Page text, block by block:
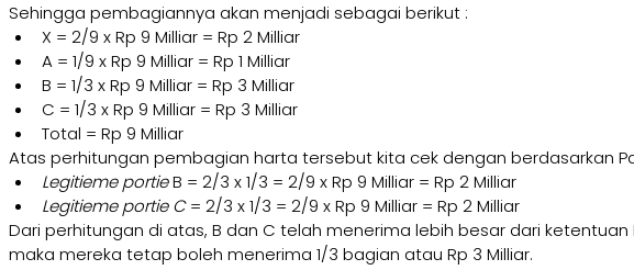
Sehingga pembagiannya akan menjadi sebagai berikut :
X = 2/9 x Rp 9 Milliar = Rp 2 Milliar
A = 1/9 x Rp 9 Milliar = Rp 1 Milliar
B = 1/3 x Rp 9 Milliar = Rp 3 Milliar
C = 1/3 x Rp 9 Milliar = Rp 3 Milliar
Total = Rp 9 Milliar
Atas perhitungan pembagian harta tersebut kita cek dengan berdasarkan
Legitieme portie B = 2/3 x 1/3 = 2/9 x Rp 9 Milliar = Rp 2 Milliar
Legitieme portie C = 2/3 x 1/3 = 2/9 x Rp 9 Milliar = Rp 2 Milliar
Dari perhitungan di atas, B dan C telah menerima lebih besar dari ketentuan
maka mereka tetap boleh menerima 1/3 bagian atau Rp 3 Milliar.